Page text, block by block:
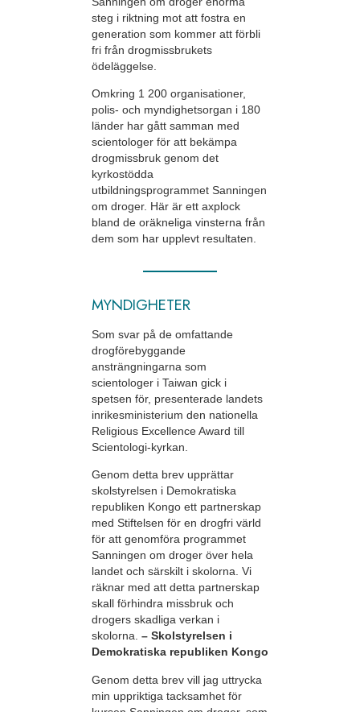
steg i riktning mot att fostra en
generation som kommer att förbli
fri från drogmissbrukets
ödeläggelse.
Omkring 1 200 organisationer,
polis- och myndighetsorgan i 180
länder har gått samman med
scientologer för att bekämpa
drogmissbruk genom det
kyrkostödda
utbildningsprogrammet Sanningen
om droger. Här är ett axplock
bland de oräkneliga vinsterna från
dem som har upplevt resultaten.
MYNDIGHETER
Som svar på de omfattande
drogförebyggande
ansträngningarna som
scientologer i Taiwan gick i
spetsen för, presenterade landets
inrikesministerium den nationella
Religious Excellence Award till
Scientologi-kyrkan.
Genom detta brev upprättar
skolstyrelsen i Demokratiska
republiken Kongo ett partnerskap
med Stiftelsen för en drogfri värld
för att genomföra programmet
Sanningen om droger över hela
landet och särskilt i skolorna. Vi
räknar med att detta partnerskap
skall förhindra missbruk och
drogers skadliga verkan i
skolorna. – Skolstyrelsen i
Demokratiska republiken Kongo
Genom detta brev vill jag uttrycka
min uppriktiga tacksamhet för